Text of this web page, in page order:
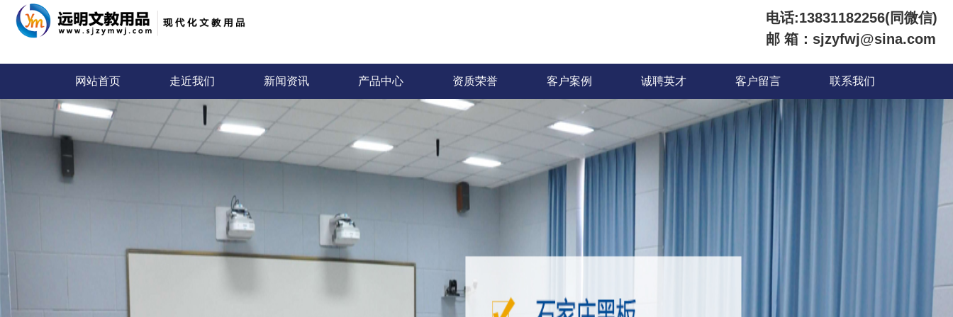
电话:13831182256(同微信)
邮 箱：sjzyfwj@sina.com
网站首页 走近我们 新闻资讯 产品中心 资质荣誉 客户案例 诚聘英才 客户留言 联系我们